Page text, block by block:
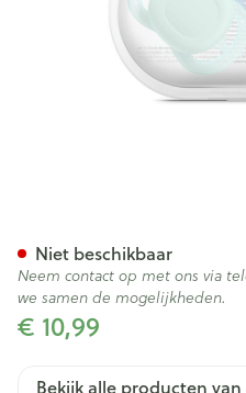
€ 10,99
Niet beschikbaar
Neem contact op met ons via
we samen de mogelijkheden.
Bekijk alle producten